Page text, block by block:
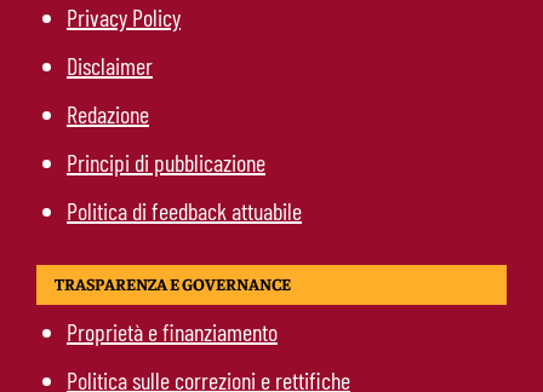
Privacy Policy
Disclaimer
Redazione
Principi di pubblicazione
Politica di feedback attuabile
TRASPARENZA E GOVERNANCE
Proprietà e finanziamento
Politica sulle correzioni e rettifiche